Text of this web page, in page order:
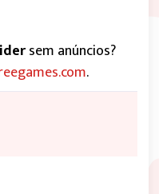
sem anúncios?
.